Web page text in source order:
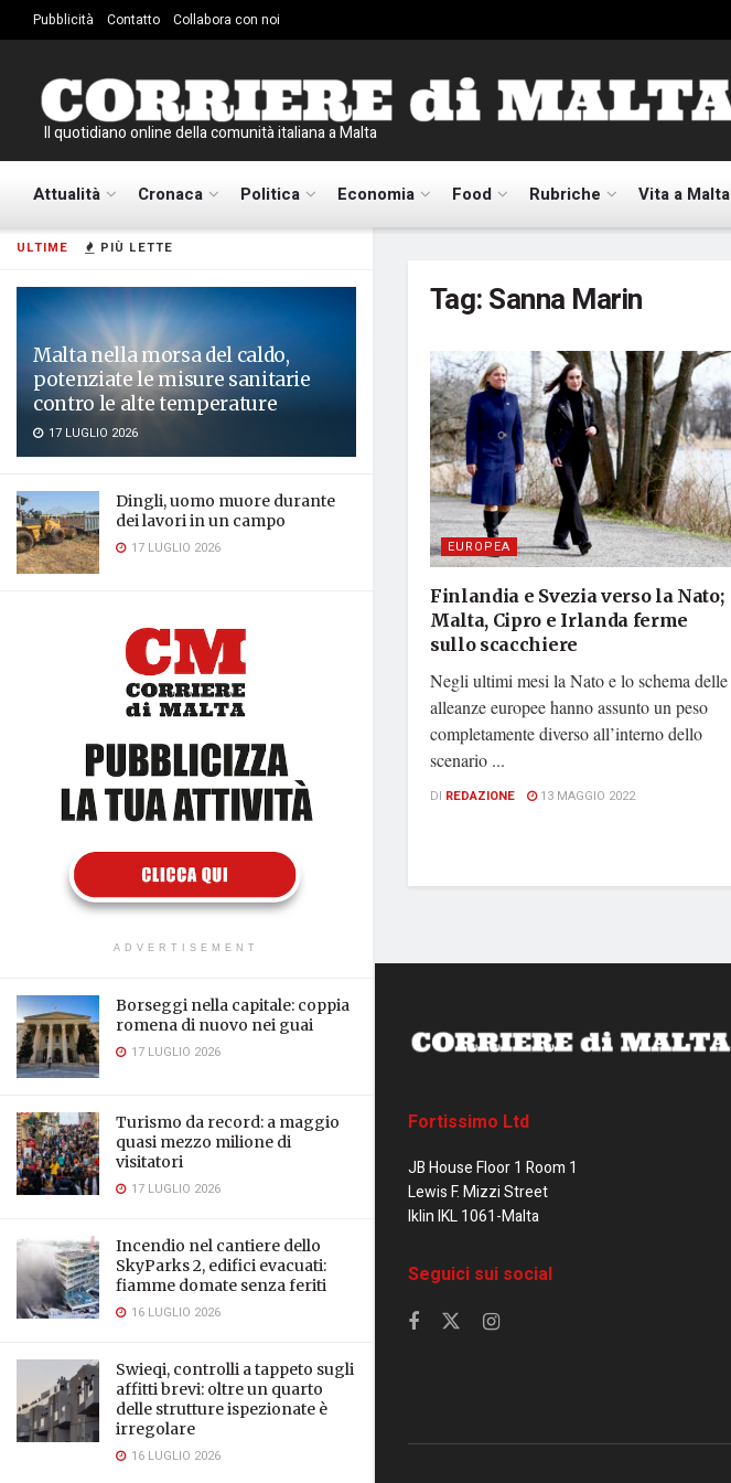
ULTIME PIÙ LETTE
Malta nella morsa del caldo,
potenziate le misure sanitarie
contro le alte temperature
17 LUGLIO 2026
Dingli, uomo muore durante
dei lavori in un campo
17 LUGLIO 2026
ADVERTISEMENT
Borseggi nella capitale: coppia
romena di nuovo nei guai
17 LUGLIO 2026
Turismo da record: a maggio
quasi mezzo milione di
visitatori
17 LUGLIO 2026
Incendio nel cantiere dello
SkyParks 2, edifici evacuati:
fiamme domate senza feriti
16 LUGLIO 2026
Swieqi, controlli a tappeto sugli
affitti brevi: oltre un quarto
delle strutture ispezionate è
irregolare
16 LUGLIO 2026
Pubblicità Contatto Collabora con noi
Il quotidiano online della comunità italiana a Malta
Attualità Cronaca Politica Economia Food Rubriche Vita a Malta
Tag:Sanna Marin
EUROPEA
Finlandia e Svezia verso la Nato;
Malta, Cipro e Irlanda ferme
sullo scacchiere
Negli ultimi mesi la Nato e lo schema delle
alleanze europee hanno assunto un peso
completamente diverso all’interno dello
scenario ...
DI REDAZIONE 13 MAGGIO 2022
Fortissimo Ltd
JB House Floor 1 Room 1
Lewis F. Mizzi Street
Iklin IKL 1061-Malta
Seguici sui social